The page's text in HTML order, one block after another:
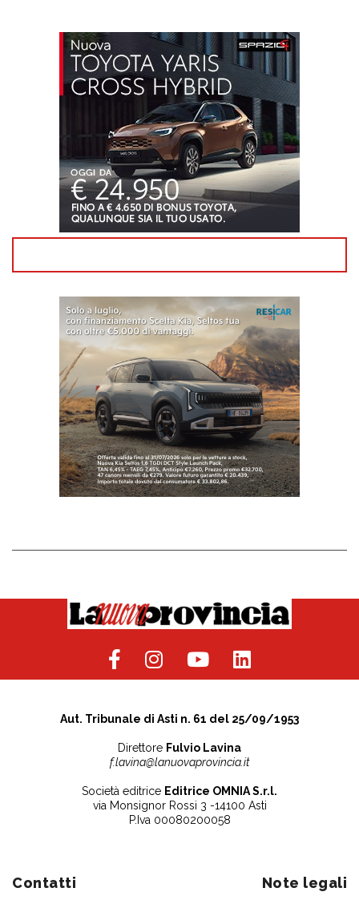
Aut. Tribunale di Asti n. 61 del 25/09/1953
Direttore Fulvio Lavina
f.lavina@lanuovaprovincia.it
Società editrice Editrice OMNIA S.r.l.
via Monsignor Rossi 3 -14100 Asti
P.Iva 00080200058
Contatti Note legali